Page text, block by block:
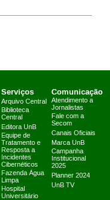
Serviços
Arquivo Central
Biblioteca
Central
Editora UnB
Equipe de
Tratamento e
Resposta a
Incidentes
Cibernéticos
Fazenda Água
Limpa
Hospital
Universitário
Comunicação
Atendimento a
Jornalistas
Fale com a
Secom
Canais Oficiais
Marca UnB
Campanha
Institucional
2025
Planner 2024
UnB TV